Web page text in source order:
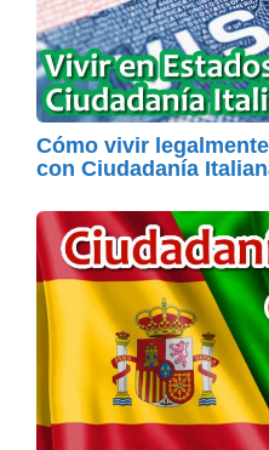
Cómo vivir
con Ciudadanía